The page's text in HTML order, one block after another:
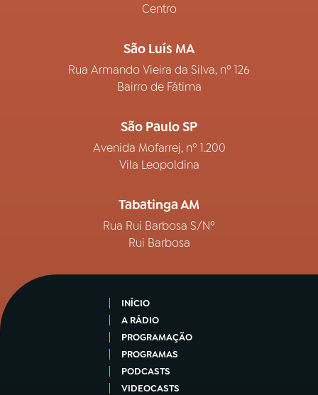
Centro
São Luís MA
Rua Armando Vieira da Silva, nº 126
Bairro de Fátima
São Paulo SP
Avenida Mofarrej, nº 1.200
Vila Leopoldina
Tabatinga AM
Rua Rui Barbosa S/Nº
Rui Barbosa
INÍCIO
A RÁDIO
PROGRAMAÇÃO
PROGRAMAS
PODCASTS
VIDEOCASTS